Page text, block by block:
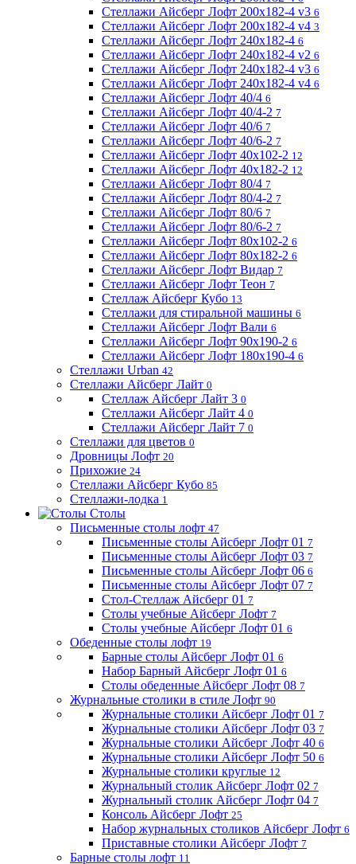
Стеллажи Айсберг Лофт 200х182-4 v3 6
Стеллажи Айсберг Лофт 200х182-4 v4 3
Стеллажи Айсберг Лофт 240х182-4 6
Стеллажи Айсберг Лофт 240х182-4 v2 6
Стеллажи Айсберг Лофт 240х182-4 v3 6
Стеллажи Айсберг Лофт 240х182-4 v4 6
Стеллажи Айсберг Лофт 40/4 6
Стеллажи Айсберг Лофт 40/4-2 7
Стеллажи Айсберг Лофт 40/6 7
Стеллажи Айсберг Лофт 40/6-2 7
Стеллажи Айсберг Лофт 40х102-2 12
Стеллажи Айсберг Лофт 40х182-2 12
Стеллажи Айсберг Лофт 80/4 7
Стеллажи Айсберг Лофт 80/4-2 7
Стеллажи Айсберг Лофт 80/6 7
Стеллажи Айсберг Лофт 80/6-2 7
Стеллажи Айсберг Лофт 80х102-2 6
Стеллажи Айсберг Лофт 80х182-2 6
Стеллажи Айсберг Лофт Видар 7
Стеллажи Айсберг Лофт Теон 7
Стеллаж Айсберг Кубо 13
Стеллажи для стиральной машины 6
Стеллажи Айсберг Лофт Вали 6
Стеллажи Айсберг Лофт 90х190-2 6
Стеллажи Айсберг Лофт 180х190-4 6
Стеллажи Urban 42
Стеллажи Айсберг Лайт 0
Стеллаж Айсберг Лайт 3 0
Стеллажи Айсберг Лайт 4 0
Стеллажи Айсберг Лайт 7 0
Стеллажи для цветов 0
Дровницы Лофт 20
Прихожие 24
Стеллажи Айсберг Кубо 85
Стеллажи-лодка 1
Столы
Письменные столы лофт 47
Письменные столы Айсберг Лофт 01 7
Письменные столы Айсберг Лофт 03 7
Письменные столы Айсберг Лофт 06 6
Письменные столы Айсберг Лофт 07 7
Стол-Стеллаж Айсберг 01 7
Столы учебные Айсберг Лофт 7
Столы учебные Айсберг Лофт 01 6
Обеденные столы лофт 19
Барные столы Айсберг Лофт 01 6
Набор Барный Айсберг Лофт 01 6
Столы обеденные Айсберг Лофт 08 7
Журнальные столики в стиле Лофт 90
Журнальные столики Айсберг Лофт 01 7
Журнальные столики Айсберг Лофт 03 7
Журнальные столики Айсберг Лофт 40 6
Журнальные столики Айсберг Лофт 50 6
Журнальные столики круглые 12
Журнальный столик Айсберг Лофт 02 7
Журнальный столик Айсберг Лофт 04 7
Консоль Айсберг Лофт 25
Набор журнальных столиков Айсберг Лофт 6
Приставные столики Айсберг Лофт 7
Барные столы лофт 11